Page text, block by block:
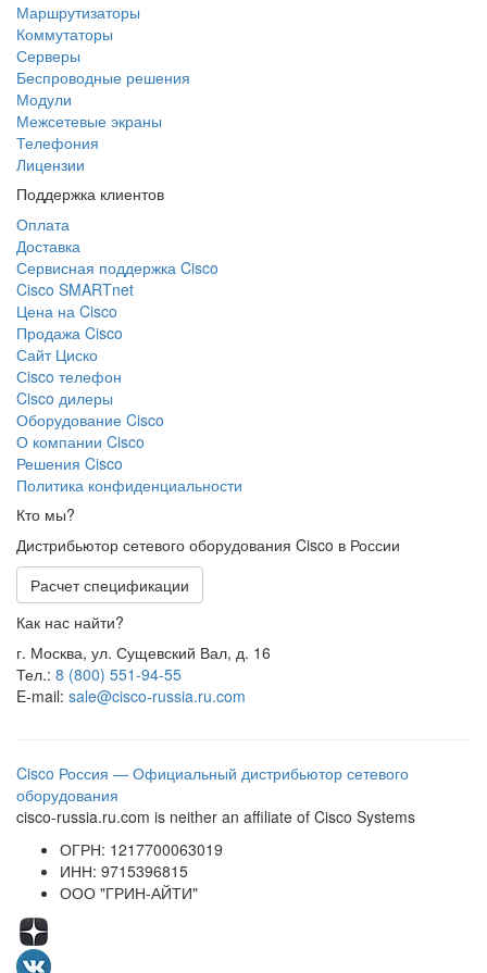
Маршрутизаторы
Коммутаторы
Серверы
Беспроводные решения
Модули
Межсетевые экраны
Телефония
Лицензии
Поддержка клиентов
Оплата
Доставка
Сервисная поддержка Cisco
Cisco SMARTnet
Цена на Cisco
Продажа Cisco
Сайт Циско
Сisco телефон
Cisco дилеры
Оборудование Cisco
О компании Cisco
Решения Cisco
Политика конфиденциальности
Кто мы?
Дистрибьютор сетевого оборудования Cisco в России
Расчет спецификации
Как нас найти?
г. Москва, ул. Сущевский Вал, д. 16
Тел.: 8 (800) 551-94-55
E-mail: sale@cisco-russia.ru.com
Cisco Россия — Официальный дистрибьютор сетевого
оборудования
cisco-russia.ru.com is neither an affiliate of Cisco Systems
ОГРН: 1217700063019
ИНН: 9715396815
ООО "ГРИН-АЙТИ"